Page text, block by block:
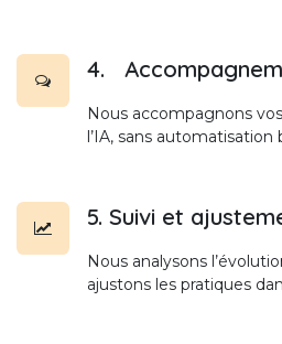
4.
Nous accompagnons
l’IA, sans
5. Suivi et
Nous analysons
ajustons les pratiques